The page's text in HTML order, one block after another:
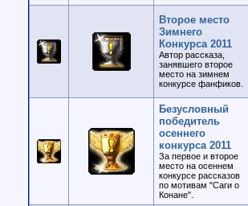
Второе место
Зимнего
Конкурса 2011
Автор рассказа,
занявшего второе
место на зимнем
конкурсе фанфиков.
Безусловный
победитель
осеннего
конкурса 2011
За первое и второе
место на осеннем
конкурсе рассказов
по мотивам "Саги о
Конане".